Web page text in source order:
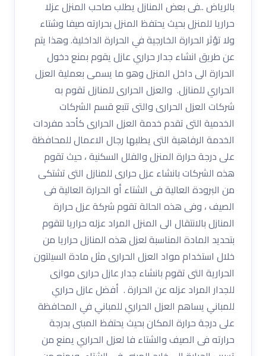
بالرياض ..فى بعض المنازل يطلب صاحب المنزل عزلا
حراريا للمنزل بحيث يحتفظ المنزل بحرارته صيفا وشتاء
ولا تؤثر الحرارة الخارجية في الحرارة الداخلية. وهذا يتم
عن طريق انشاء جدار حراري عازل يقوم بمنع دخول
الحرارة الى داخل المنزل وهو ما يسمى بعملية العزل
الحراري للمنازل. والعزل الحرارى للمنازل تقوم به
شركات العزل الحرارى والتى تتبع قسم الشركات
الخدمية التى تقدم خدمة العزل الحرارى كأحد مفردات
الخدمة الرفاهية التى يطلبها رجال الاعمال للمحافظة
على درجة حرارة المنزل والفلل السكنية ، حيث تقوم
هذه الشركات بانشاء عزل حرارى للمنازل التى تشتكى
من البرودة العالية فى الشتاء أو الحرارة العالية فى
الصيف ، وفى هذه الحالة تقوم شركة عزل حرارة
المنازل بالانتقال الى المنزل المراد عزله حراريا لتقوم
بتحديد المادة المناسبة لعزل هذه المنازل حراريا من
خلال استخدام مواد العزل الحرارى مثل مادة السيلتون
الحرارية التى تقوم بانشاء جدار عازل حرارى موازى
للجدار المراد عزله عن الحرارة . أفضل عازل حراري
للمباني يساهم العزل الحراري للمباني في المحافظة
على درجة حرارة المكان بحيث يحتفظ المبنى بدرجة
حرارته فى الصيف والشتاء فا لعزل الحراري يمنع من